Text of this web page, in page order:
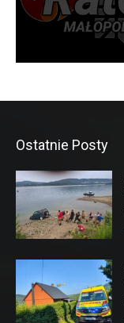
Ostatnie Posty